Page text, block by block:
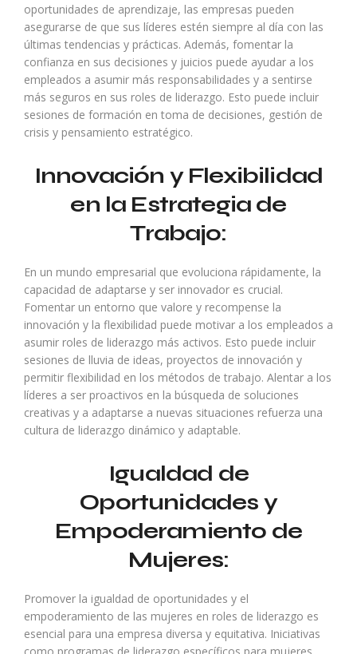
oportunidades de aprendizaje, las empresas pueden
asegurarse de que sus líderes estén siempre al día con las
últimas tendencias y prácticas. Además, fomentar la
confianza en sus decisiones y juicios puede ayudar a los
empleados a asumir más responsabilidades y a sentirse
más seguros en sus roles de liderazgo. Esto puede incluir
sesiones de formación en toma de decisiones, gestión de
crisis y pensamiento estratégico.
Innovación y Flexibilidad
en la Estrategia de
Trabajo:
En un mundo empresarial que evoluciona rápidamente, la
capacidad de adaptarse y ser innovador es crucial.
Fomentar un entorno que valore y recompense la
innovación y la flexibilidad puede motivar a los empleados a
asumir roles de liderazgo más activos. Esto puede incluir
sesiones de lluvia de ideas, proyectos de innovación y
permitir flexibilidad en los métodos de trabajo. Alentar a los
líderes a ser proactivos en la búsqueda de soluciones
creativas y a adaptarse a nuevas situaciones refuerza una
cultura de liderazgo dinámico y adaptable.
Igualdad de
Oportunidades y
Empoderamiento de
Mujeres:
Promover la igualdad de oportunidades y el
empoderamiento de las mujeres en roles de liderazgo es
esencial para una empresa diversa y equitativa. Iniciativas